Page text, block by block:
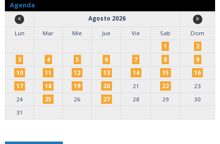
Agenda
Agosto 2026
Lun
Mar Mie Jue Vie Sab
Dom
1
2
3
4 5 6 7 8
9
10
11 12 13 14 15
16
17
18 19 20 21 22
23
24
25 26 27 28 29
30
31